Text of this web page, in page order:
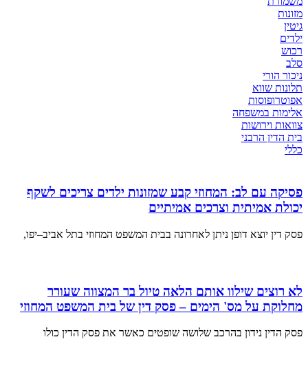
מזונות
גיטין
ילדים
רכוש
סלב
ניכור הורי
תלונות שווא
אפוטרופוסות
אלימות במשפחה
צוואות וירושות
בית הדין הרבני
כללי
פסיקה עם לב: המחוזי קבע שמזונות ילדים צריכים לשקף
יכולת אמיתית וצרכים אמיתיים
פסק דין יוצא דופן ניתן לאחרונה בבית המשפט המחוזי בתל אביב–יפו,
לא רוצים שילוו אותם הלאה טיול בר המצווה שעורר
מחלוקת על מס' הימים – פסק דין של בית המשפט המחוזי
פסק הדין נידון בהרכב שלושה שופטים כאשר את פסק הדין כולו